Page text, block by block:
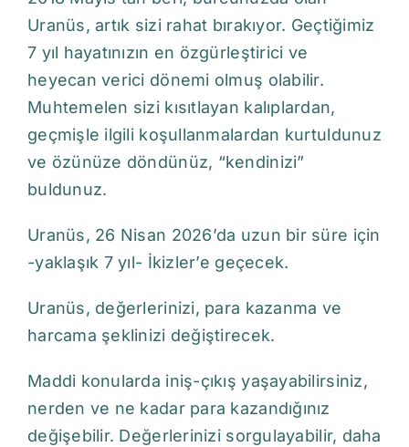
Uranüs, artık sizi rahat bırakıyor. Geçtiğimiz
7 yıl hayatınızın en özgürleştirici ve
heyecan verici dönemi olmuş olabilir.
Muhtemelen sizi kısıtlayan kalıplardan,
geçmişle ilgili koşullanmalardan kurtuldunuz
ve özünüze döndünüz, “kendinizi”
buldunuz.
Uranüs, 26 Nisan 2026’da uzun bir süre için
-yaklaşık 7 yıl- İkizler’e geçecek.
Uranüs, değerlerinizi, para kazanma ve
harcama şeklinizi değiştirecek.
Maddi konularda iniş-çıkış yaşayabilirsiniz,
nerden ve ne kadar para kazandığınız
değişebilir. Değerlerinizi sorgulayabilir, daha